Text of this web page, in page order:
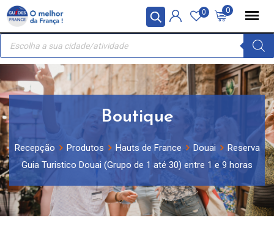
Painel de Gerenciamento de Cookies
Skip
content
0
0
Recherche
produits
Boutique
Recepção Produtos Hauts de France Douai
Reserva
Guia Turistico Douai (Grupo de 1 até 30) entre 1 e 9 horas